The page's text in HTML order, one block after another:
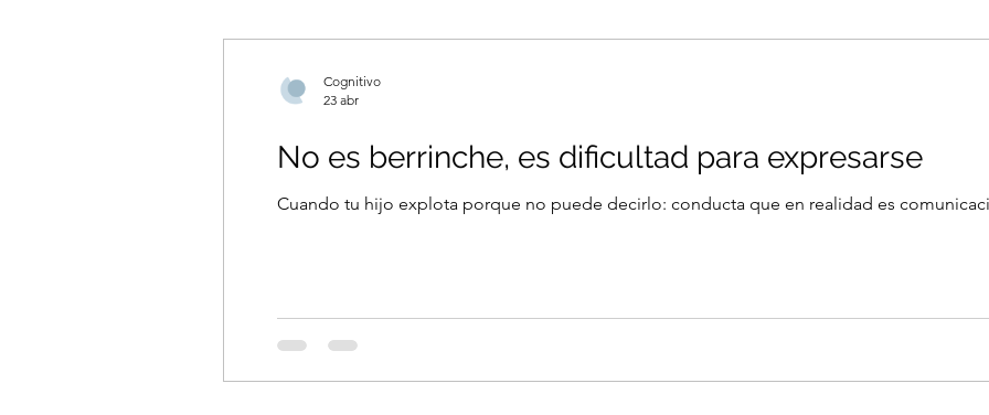
TERAPIA DEL HABLA Y LENGUAJE MASAJE INFANTIL TERAPIA DE
EVALUACIÓN
No es berrinche, es dificultad para expresarse
Cuando tu hijo explota porque no puede decirlo: conducta que en realidad es
Cognitivo
23 abr